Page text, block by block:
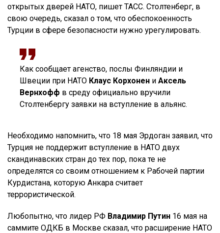
открытых дверей НАТО, пишет ТАСС. Столтенберг, в
свою очередь, сказал о том, что обеспокоенность
Турции в сфере безопасности нужно урегулировать.
Как сообщает агенство, послы Финляндии и
Швеции при НАТО Клаус Корхонен и Аксель
Вернхофф в среду официально вручили
Столтенбергу заявки на вступление в альянс.
Необходимо напомнить, что 18 мая Эрдоган заявил, что
Турция не поддержит вступление в НАТО двух
скандинавских стран до тех пор, пока те не
определятся со своим отношением к Рабочей партии
Курдистана, которую Анкара считает
террористической.
Любопытно, что лидер РФ Владимир Путин 16 мая на
саммите ОДКБ в Москве сказал, что расширение НАТО